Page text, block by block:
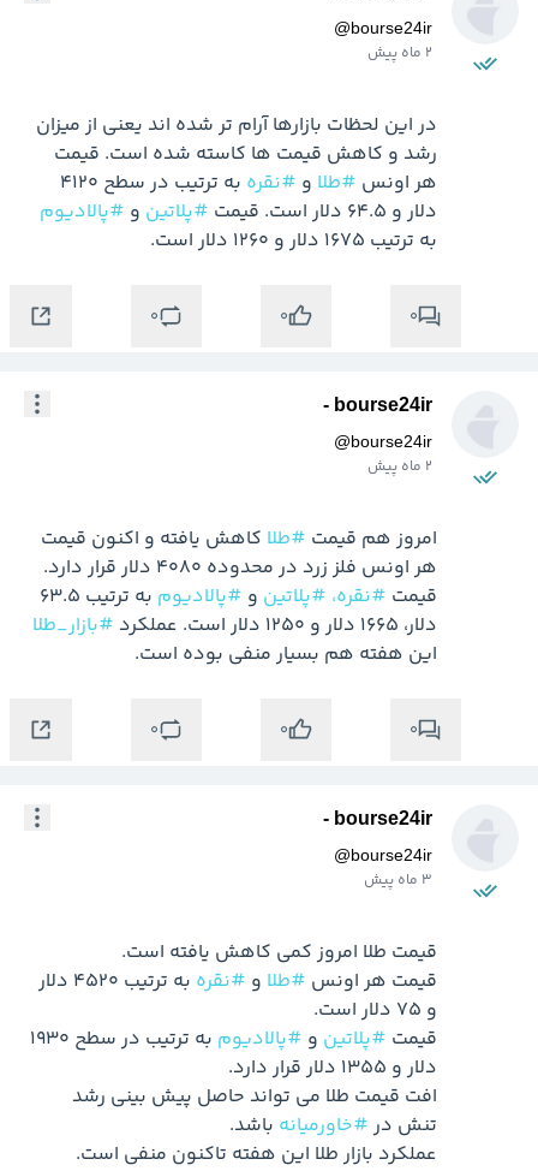
@bourse24ir
2 ماه پیش
هر اونس #طلا و #نقره
دلار و 64.5 دلار است. قیمت
#پلاتین و #پالادیوم
به ترتیب 1675 دلار و 1260 دلار است.
0
0
0
bourse24ir -
@bourse24ir
2 ماه پیش
امروز هم قیمت #طلا
قیمت #نقره، #پلاتین و #پالادیوم
دلار، 1665 دلار و 1250 دلار است. عملکرد
#بازار_طلا
این هفته هم بسیار منفی بوده است.
0
0
0
bourse24ir -
@bourse24ir
3 ماه پیش
قیمت هر اونس #طلا و #نقره
قیمت #پلاتین و #پالادیوم
تنش در #خاورمیانه
عملکرد بازار طلا این هفته تاکنون منفی است.